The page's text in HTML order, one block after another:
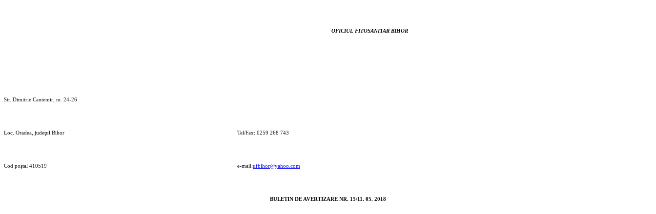
OFICIUL FITOSANITAR BIHOR
Str. Dimitrie Cantemir, nr. 24-26
Loc. Oradea, judeţul Bihor Tel/Fax: 0259 268 743
Cod poştal 410519 e-mail:ufbihor@yahoo.com
BULETIN DE AVERTIZARE NR. 15/11. 05. 2018